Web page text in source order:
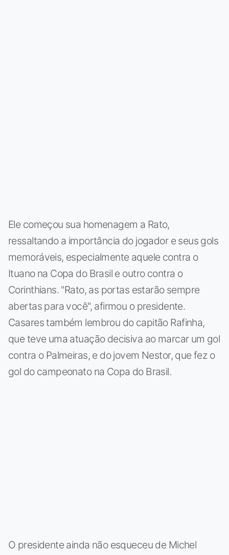
Ele começou sua homenagem a Rato,
ressaltando a importância do jogador e seus gols
memoráveis, especialmente aquele contra o
Ituano na Copa do Brasil e outro contra o
Corinthians. "Rato, as portas estarão sempre
abertas para você", afirmou o presidente.
Casares também lembrou do capitão Rafinha,
que teve uma atuação decisiva ao marcar um gol
contra o Palmeiras, e do jovem Nestor, que fez o
gol do campeonato na Copa do Brasil.
O presidente ainda não esqueceu de Michel